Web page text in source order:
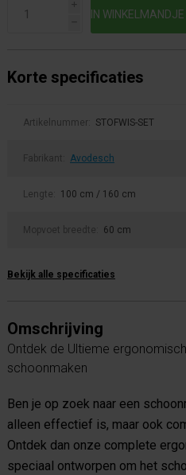
i
h
Korte specificaties
Artikelnummer: STOFWIS-SET
Fabrikant: Avodesch
Lengte: 100 cm / 160 cm
Mopvoet breedte: 60 cm
Bekijk alle specificaties
Omschrijving
Ontdek de Ultieme
schoonmaken
Ben je op zoek naar een
alleen effectief is, maar ook
Ontdek dan onze complete
speciaal ontworpen om het